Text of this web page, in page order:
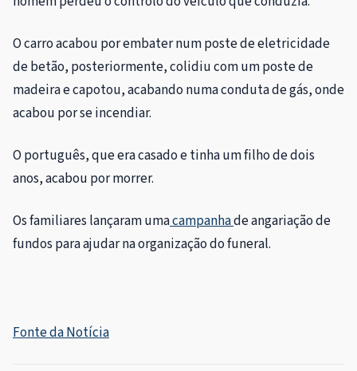
O carro acabou por embater num poste de eletricidade
de betão, posteriormente, colidiu com um poste de
madeira e capotou, acabando numa conduta de gás, onde
acabou por se incendiar.
O português, que era casado e tinha um filho de dois
anos, acabou por morrer.
Os familiares lançaram umacampanhade angariação de
fundos para ajudar na organização do funeral.
Fonte da Notícia